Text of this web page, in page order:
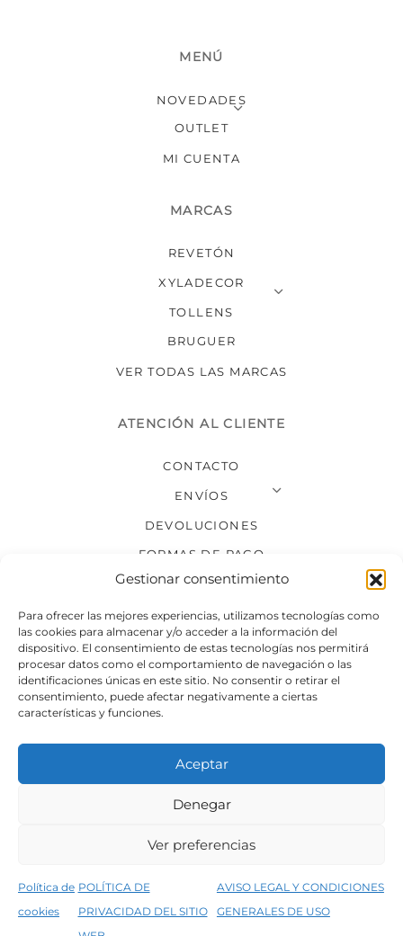
Gestionar consentimiento
Para ofrecer las mejores experiencias, utilizamos tecnologías como
las cookies para almacenar y/o acceder a la información del
dispositivo. El consentimiento de estas tecnologías nos permitirá
procesar datos como el comportamiento de navegación o las
identificaciones únicas en este sitio. No consentir o retirar el
consentimiento, puede afectar negativamente a ciertas
características y funciones.
Aceptar
Denegar
Ver preferencias
Política de
cookies
POLÍTICA DE
PRIVACIDAD DEL SITIO
AVISO LEGAL Y CONDICIONES
GENERALES DE USO
5% de descuento en tu primera compra, utiliza el código PRIMERACOMPRA
MENÚ
NOVEDADES
OUTLET
MI CUENTA
MARCAS
REVETÓN
XYLADECOR
TOLLENS
BRUGUER
VER TODAS LAS MARCAS
ATENCIÓN AL CLIENTE
CONTACTO
ENVÍOS
DEVOLUCIONES
FORMAS DE PAGO
SÍGUENOS
Condiciones generales de venta
Política de privacidad del sitio web